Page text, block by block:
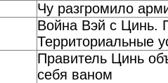
Чу разгромило
Война Вэй с Цинь.
Территориальные
Правитель Цинь
себя ваном